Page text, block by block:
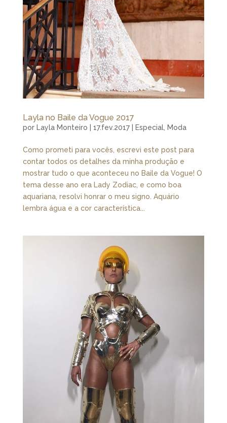
Layla no Baile da Vogue 2017
por Layla Monteiro 17.fev.2017| Especial, Moda
Como prometi para vocês, escrevi este post para
contar todos os detalhes da minha produção e
mostrar tudo o que aconteceu no Baile da Vogue! O
tema desse ano era Lady Zodiac, e como boa
aquariana, resolvi honrar o meu signo. Aquário
lembra água e a cor característica...